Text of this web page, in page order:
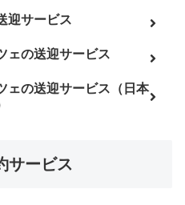
迎サービス
ェの送迎サービス
ェの送迎サービス（日本
サービス